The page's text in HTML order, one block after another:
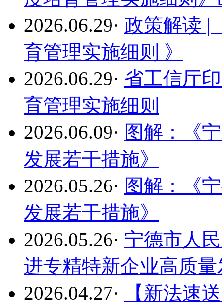
2026.06.29· 政策解读 |
育管理实施细则 》
2026.06.29· 省工信厅
育管理实施细则
2026.06.09· 图解：《
发展若干措施》
2026.05.26· 图解：《
发展若干措施》
2026.05.26· 宁德市人
进专精特新企业高质
2026.04.27· 【新法速